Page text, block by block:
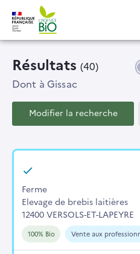
Résultats (40)
Dont à Gissac
Modifier la recherche
Ferme
Elevage de brebis laitières
12400 VERSOLS-ET-LAPEYRE
100% Bio Vente aux